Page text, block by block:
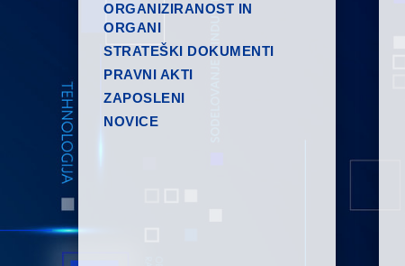
ORGANIZIRANOST IN
ORGANI
STRATEŠKI DOKUMENTI
PRAVNI AKTI
ZAPOSLENI
NOVICE